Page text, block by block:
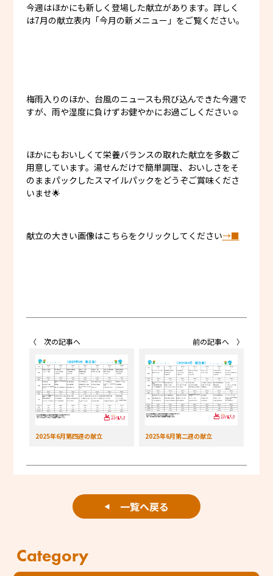
今週はほかにも新しく登場した献立があります。詳しく
は7月の献立表内「今月の新メニュー」をご覧ください。
梅雨入りのほか、台風のニュースも飛び込んできた今週で
すが、雨や湿度に負けずお健やかにお過ごしください☺️
ほかにもおいしくて栄養バランスの取れた献立を多数ご
用意しています。湯せんだけで簡単調理、おいしさをそ
のままパックしたスマイルパックをどうぞご賞味くださ
いませ🌟
献立の大きい画像はこちらをクリックしてください→■
〈 次の記事へ
2025年6月第四週の献立
前の記事へ 〉
2025年6月第二週の献立
◀ 一覧へ戻る
Category